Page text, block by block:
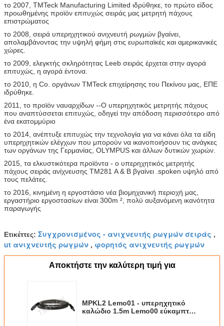
το 2007, TMTeck Manufacturing Limited ιδρύθηκε, το πρώτο είδος
προωθημένης προϊόν επιτυχώς σειράς μας μετρητή πάχους
επιστρώματος
το 2008, σειρά υπερηχητικού ανιχνευτή ρωγμών βγαίνει,
απολαμβάνοντας την υψηλή φήμη στις ευρωπαϊκές και αμερικανικές
χώρες.
το 2009, ελεγκτής σκληρότητας Leeb σειράς έρχεται στην αγορά
επιτυχώς, η αγορά έντονα.
το 2010, η Co. οργάνων TMTeck επιχείρησης του Πεκίνου μας, ΕΠΕ
ιδρύθηκε.
2011, το προϊόν ναυαρχίδων --Ο υπερηχητικός μετρητής πάχους
που αναπτύσσεται επιτυχώς, οδηγεί την απόδοση περισσότερο από
ένα εκατομμύριο
το 2014, ανέπτυξε επιτυχώς την τεχνολογία για να κάνει όλα τα είδη
υπερηχητικών ελέγχων που μπορούν να ικανοποιήσουν τις ανάγκες
των οργάνων της Γερμανίας, OLYMPUS και άλλων δυτικών χωρών.
2015, τα ελκυστικότερα προϊόντα - ο υπερηχητικός μετρητής
πάχους σειράς ανίχνευσης TM281 Α & Β βγαίνει .spoken υψηλό από
τους πελάτες.
το 2016, κινημένη η εργοστάσιο νέα βιομηχανική περιοχή μας,
εργαστήριο εργοστασίων είναι 300m ², πολύ αυξανόμενη ικανότητα
παραγωγής
Ετικέττες: Συγχρονισμένος - ανιχνευτής ρωγμών σειράς ,
ut ανιχνευτής ρωγμών , φορητός ανιχνευτής ρωγμών
Αποκτήστε την καλύτερη τιμή για
MPKL2 Lemo01 - υπερηχητικό
καλώδιο 1.5m Lemo00 εύκαμπτη